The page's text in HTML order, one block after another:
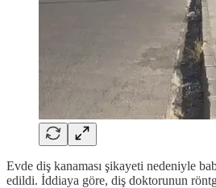
Evde diş kanaması şikayeti nedeniyle
edildi. İddiaya göre, diş doktorunun